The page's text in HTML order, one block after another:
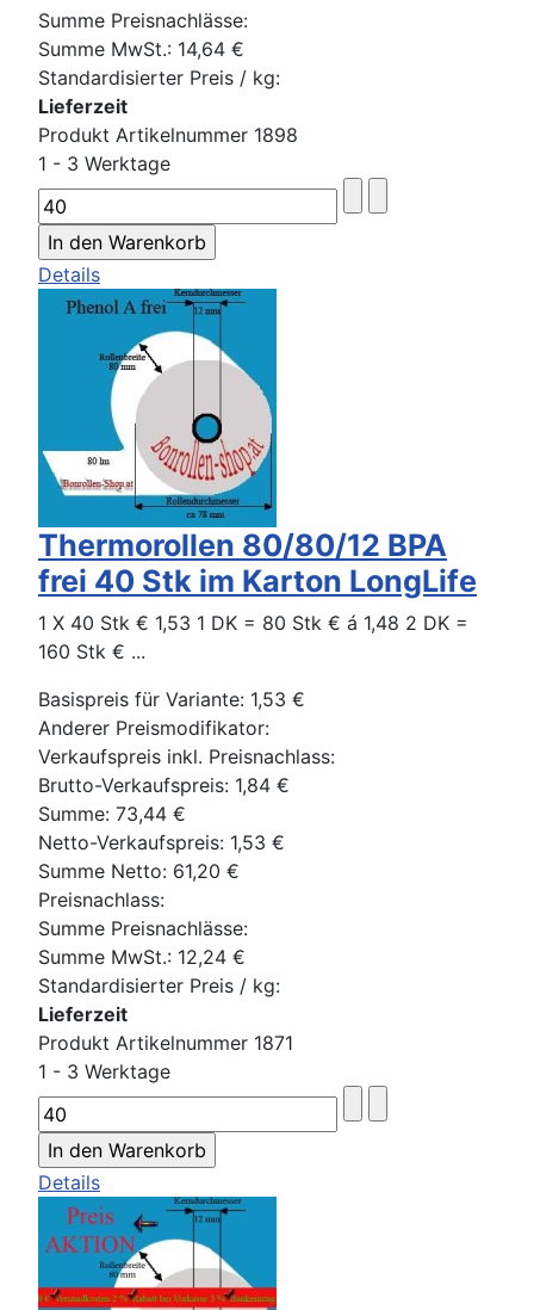
Summe Preisnachlässe:
Summe MwSt.: 14,64 €
Standardisierter Preis / kg:
Lieferzeit
Produkt Artikelnummer 1898
1 - 3 Werktage
Details
Thermorollen 80/80/12 BPA
frei 40 Stk im Karton LongLife
1 X 40 Stk € 1,53 1 DK = 80 Stk € á 1,48 2 DK =
160 Stk € ...
Basispreis für Variante: 1,53 €
Anderer Preismodifikator:
Verkaufspreis inkl. Preisnachlass:
Brutto-Verkaufspreis: 1,84 €
Summe: 73,44 €
Netto-Verkaufspreis: 1,53 €
Summe Netto: 61,20 €
Preisnachlass:
Summe Preisnachlässe:
Summe MwSt.: 12,24 €
Standardisierter Preis / kg:
Lieferzeit
Produkt Artikelnummer 1871
1 - 3 Werktage
Details